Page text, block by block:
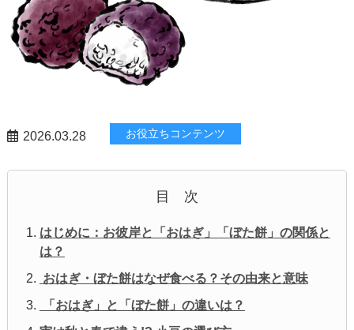
2026.03.28 お役立ちコンテンツ
目 次
はじめに：お彼岸と「おはぎ」「ぼた餅」の関係と
は？
おはぎ・ぼた餅はなぜ食べる？その由来と意味
「おはぎ」と「ぼた餅」の違いは？